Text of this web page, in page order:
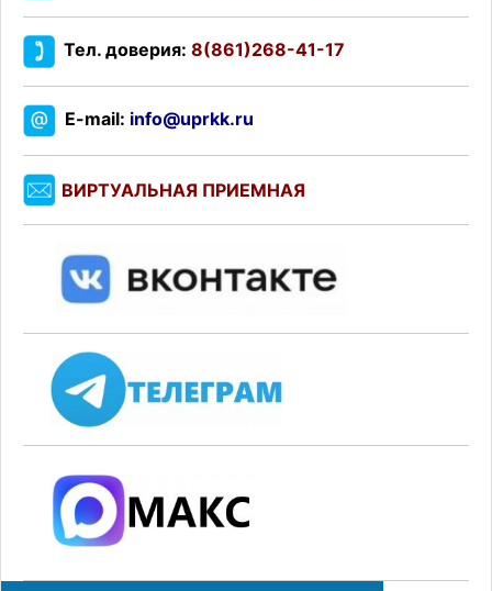
Тел. доверия: 8(861)268-41-17
E-mail: info@uprkk.ru
ВИРТУАЛЬНАЯ ПРИЕМНАЯ